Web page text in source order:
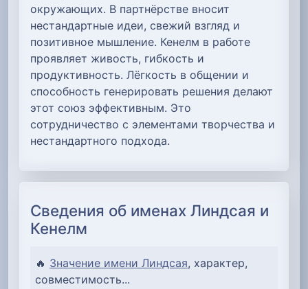
окружающих. В партнёрстве вносит
нестандартные идеи, свежий взгляд и
позитивное мышление. Кенелм в работе
проявляет живость, гибкость и
продуктивность. Лёгкость в общении и
способность генерировать решения делают
этот союз эффективным. Это
сотрудничество с элементами творчества и
нестандартного подхода.
Сведения об именах Линдсая и
Кенелм
🔥 Значение имени Линдсая, характер,
совместимость...